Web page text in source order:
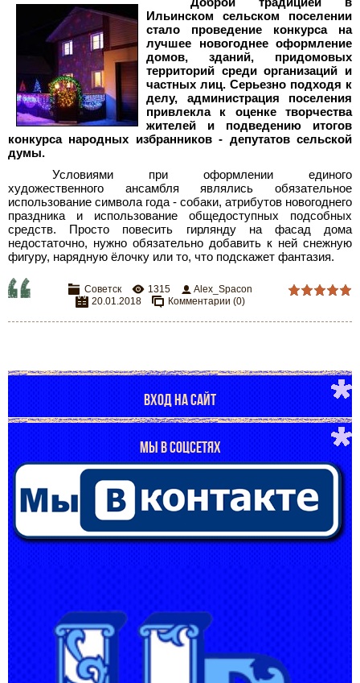
Ильинском сельском поселении
стало проведение конкурса на
лучшее новогоднее оформление
домов, зданий, придомовых
территорий среди организаций и
частных лиц. Серьезно подходя к
делу, администрация поселения
привлекла к оценке творчества
жителей и подведению итогов
конкурса народных избранников - депутатов сельской
думы.
Условиями при оформлении единого
художественного ансамбля являлись обязательное
использование символа года - собаки, атрибутов новогоднего
праздника и использование общедоступных подсобных
средств. Просто повесить гирлянду на фасад дома
недостаточно, нужно обязательно добавить к ней снежную
фигуру, нарядную ёлочку или то, что подскажет фантазия.
Советск 1315
Alex_Spacon
20.01.2018
Комментарии (0)
ВХОД НА САЙТ
МЫ В СОЦСЕТЯХ